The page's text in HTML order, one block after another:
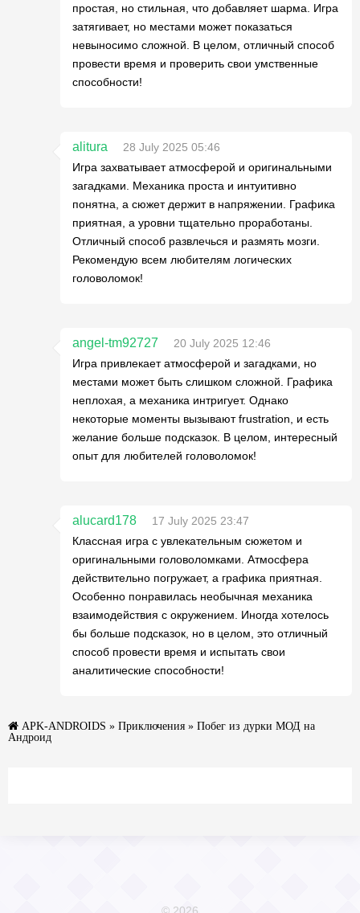
простая, но стильная, что добавляет шарма. Игра
затягивает, но местами может показаться
невыносимо сложной. В целом, отличный способ
провести время и проверить свои умственные
способности!
alitura
28 July 2025 05:46
Игра захватывает атмосферой и оригинальными
загадками. Механика проста и интуитивно
понятна, а сюжет держит в напряжении. Графика
приятная, а уровни тщательно проработаны.
Отличный способ развлечься и размять мозги.
Рекомендую всем любителям логических
головоломок!
angel-tm92727
20 July 2025 12:46
Игра привлекает атмосферой и загадками, но
местами может быть слишком сложной. Графика
неплохая, а механика интригует. Однако
некоторые моменты вызывают frustration, и есть
желание больше подсказок. В целом, интересный
опыт для любителей головоломок!
alucard178
17 July 2025 23:47
Классная игра с увлекательным сюжетом и
оригинальными головоломками. Атмосфера
действительно погружает, а графика приятная.
Особенно понравилась необычная механика
взаимодействия с окружением. Иногда хотелось
бы больше подсказок, но в целом, это отличный
способ провести время и испытать свои
аналитические способности!
APK-ANDROIDS » Приключения » Побег из дурки МОД на
Андроид